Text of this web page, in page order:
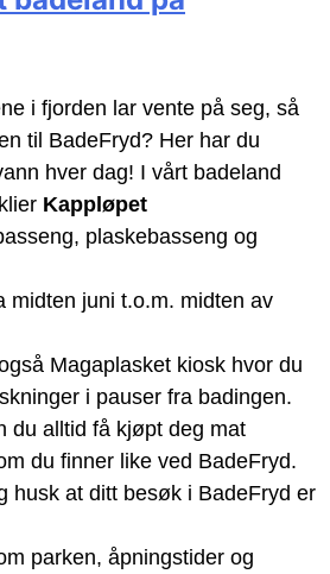
i fjorden lar vente på seg, så
til BadeFryd? Her har du
hver dag! I vårt badeland
Kappløpet
plaskebasseng og
midten juni t.o.m. midten av
Magaplasket kiosk hvor du
i pauser fra badingen.
du alltid få kjøpt deg mat
du finner like ved BadeFryd.
husk at ditt besøk i BadeFryd er
parken, åpningstider og